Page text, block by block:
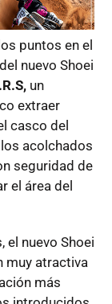
puntos en el
nuevo Shoei
un
extraer
casco del
acolchados
seguridad de
el área del
el nuevo Shoei
muy atractiva
más